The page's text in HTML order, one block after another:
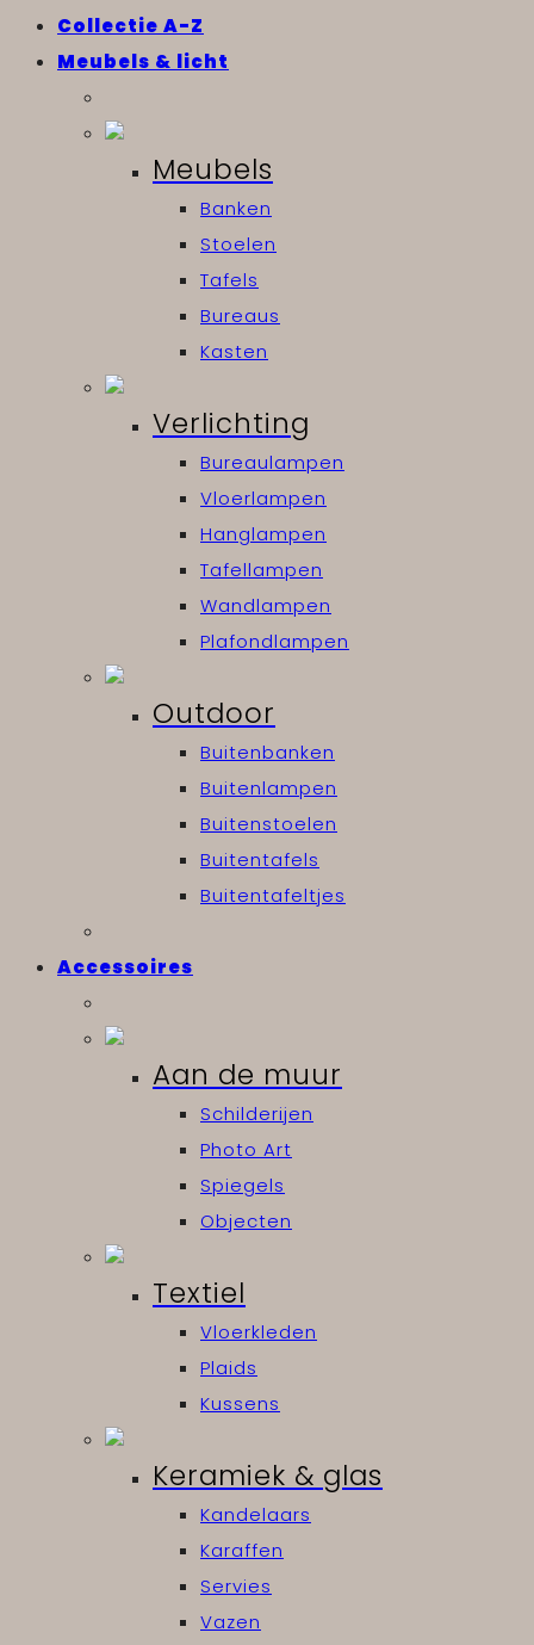
Collectie A-Z
Meubels & licht
Meubels
Banken
Stoelen
Tafels
Bureaus
Kasten
Verlichting
Bureaulampen
Vloerlampen
Hanglampen
Tafellampen
Wandlampen
Plafondlampen
Outdoor
Buitenbanken
Buitenlampen
Buitenstoelen
Buitentafels
Buitentafeltjes
Accessoires
Aan de muur
Schilderijen
Photo Art
Spiegels
Objecten
Textiel
Vloerkleden
Plaids
Kussens
Keramiek & glas
Kandelaars
Karaffen
Servies
Vazen